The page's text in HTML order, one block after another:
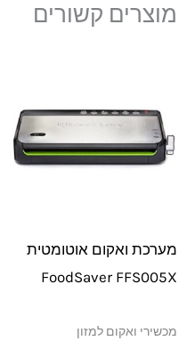
מוצרים קשורים
מערכת ואקום אוטומטית
FoodSaver FFS005X
מכשירי ואקום למזון